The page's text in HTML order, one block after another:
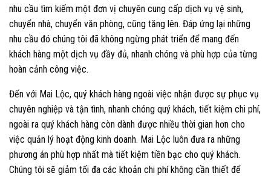
nhu cầu tìm kiếm một đơn vị chuyên cung cấp dịch vụ vệ sinh,
chuyển nhà, chuyển văn phòng, cũng tăng lên. Đáp ứng lại những
nhu cầu đó chúng tôi đã không ngừng phát triển để mang đến
khách hàng một dịch vụ đầy đủ, nhanh chóng và phù hợp của từng
hoàn cảnh công việc.
Đến với Mai Lộc, quý khách hàng ngoài việc nhận được sự phục vụ
chuyên nghiệp và tận tình, nhanh chóng quý khách, tiết kiệm chi phí,
ngoài ra quý khách hàng còn dành được nhiều thời gian hơn cho
việc quản lý hoạt động kinh doanh. Mai Lộc luôn đưa ra những
phương án phù hợp nhất mà tiết kiệm tiền bạc cho quý khách.
Chúng tôi sẽ giảm tối đa các khoản chi phí không cần thiết để